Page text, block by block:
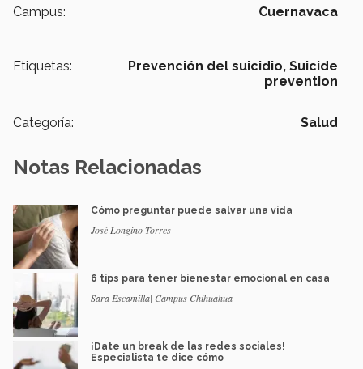
Campus: Cuernavaca
Etiquetas: Prevención del suicidio, Suicide
prevention
Categoría: Salud
Notas Relacionadas
Cómo preguntar puede salvar una vida
José Longino Torres
6 tips para tener bienestar emocional en casa
Sara Escamilla| Campus Chihuahua
¡Date un break de las redes sociales!
Especialista te dice cómo